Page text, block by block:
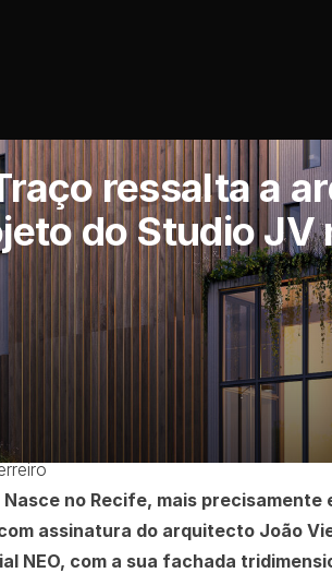
ressalta a
do Studio JV
lusa e inspiração brasileira
Nasce no Recife, mais precisamente
assinatura do arquitecto João
NEO, com a sua fachada